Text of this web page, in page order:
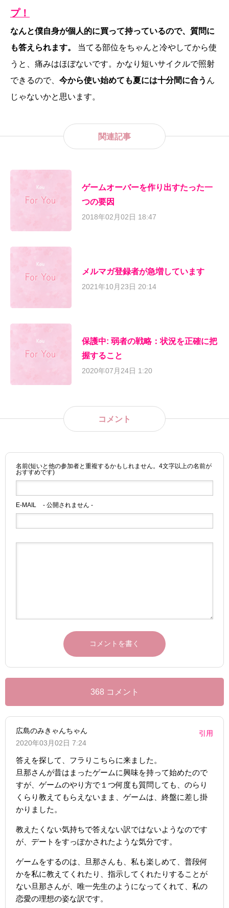
プ！
なんと僕自身が個人的に買って持っているので、質問に
も答えられます。
当てる部位をちゃんと冷やしてから使
うと、痛みはほぼないです。かなり短いサイクルで照射
できるので、 今から使い始めても夏には十分間に合う ん
じゃないかと思います。
関連記事
ゲームオーバーを作り出すたった一
つの要因
2018年02月02日 18:47
メルマガ登録者が急増しています
2021年10月23日 20:14
保護中: 弱者の戦略：状況を正確に把
握すること
2020年07月24日 1:20
コメント
名前(短いと他の参加者と重複するかもしれません。4文字以上の名前が
おすすめです)
E-MAIL - 公開されません -
368 コメント
広島のみきゃんちゃん
2020年03月02日 7:24
引用
答えを探して、フラりこちらに来ました。
旦那さんが昔はまったゲームに興味を持って始めたので
すが、ゲームのやり方で１つ何度も質問しても、のらり
くらり教えてもらえないまま、ゲームは、終盤に差し掛
かりました。
教えたくない気持ちで答えない訳ではないようなのです
が、デートをすっぽかされたような気分です。
ゲームをするのは、旦那さんも、私も楽しめて、普段何
かを私に教えてくれたり、指示してくれたりすることが
ない旦那さんが、唯一先生のようになってくれて、私の
恋愛の理想の姿な訳です。